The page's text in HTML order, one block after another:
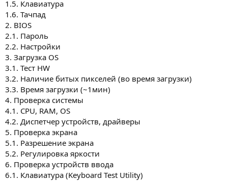
1.5. Клавиатура
1.6. Тачпад
2. BIOS
2.1. Пароль
2.2. Настройки
3. Загрузка OS
3.1. Тест HW
3.2. Наличие битых пикселей (во время загрузки)
3.3. Время загрузки (~1мин)
4. Проверка системы
4.1. CPU, RAM, OS
4.2. Диспетчер устройств, драйверы
5. Проверка экрана
5.1. Разрешение экрана
5.2. Регулировка яркости
6. Проверка устройств ввода
6.1. Клавиатура (Keyboard Test Utility)